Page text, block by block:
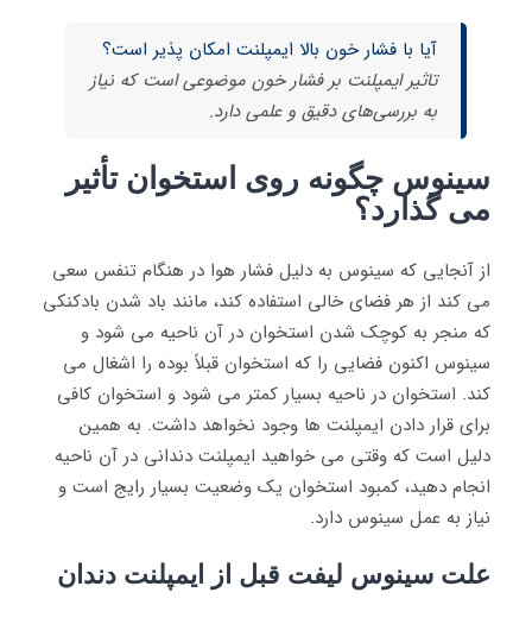
آیا با فشار خون بالا ایمپلنت امکان پذیر است؟
تاثیر ایمپلنت بر فشار خون موضوعی است که نیاز
به بررسی‌های دقیق و علمی دارد.
سینوس چگونه روی استخوان تأثیر
می گذارد؟
از آنجایی که سینوس به دلیل فشار هوا در هنگام تنفس سعی
می کند از هر فضای خالی استفاده کند، مانند باد شدن بادکنکی
که منجر به کوچک شدن استخوان در آن ناحیه می شود و
سینوس اکنون فضایی را که استخوان قبلاً بوده را اشغال می
کند. استخوان در ناحیه بسیار کمتر می شود و استخوان کافی
برای قرار دادن ایمپلنت ها وجود نخواهد داشت. به همین
دلیل است که وقتی می خواهید ایمپلنت دندانی در آن ناحیه
انجام دهید، کمبود استخوان یک وضعیت بسیار رایج است و
نیاز به عمل سینوس دارد.
علت سینوس لیفت قبل از ایمپلنت دندان